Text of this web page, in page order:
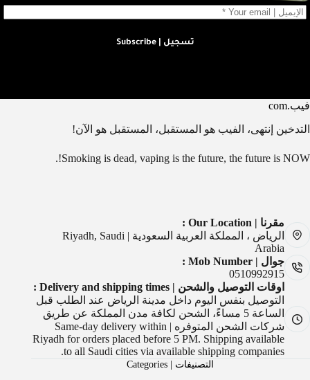
تسجيل | Subscribe
فيب.com
التدخين إنتهى، الفيب هو المستقبل، المستقبل هو الآن!
Smoking is dead, vaping is the future, the future is NOW!.
مقرنا | Our Location :
الرياض ، المملكة العربية السعودية | Riyadh, Saudi
Arabia
جوال | Mob Number :
0510992915
اوقات التوصيل والشحن | Delivery and shipping times :
التوصيل بنفس اليوم داخل مدينة الرياض عند الطلب قبل
الساعة 5 مساءً، الشحن لكافة مدن المملكة عن طريق
شركات الشحن المتوفره | Same-day delivery within
Riyadh for orders placed before 5 PM. Shipping available
to all Saudi cities via available shipping companies.
التصنيفات | Categories